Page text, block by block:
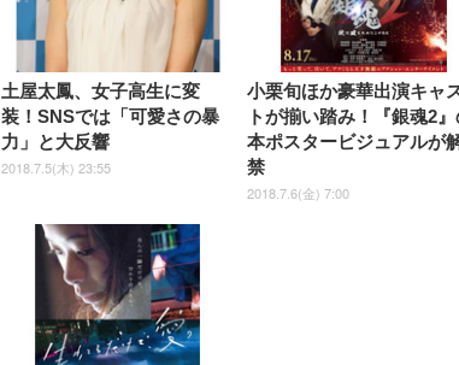
土屋太鳳、女子高生に変
装！SNSでは「可愛さの暴
力」と大反響
2018.7.5(木) 23:55
小栗旬ほか豪華出演キャ
トが揃い踏み！『銀魂2
本ポスタービジュアルが
禁
2018.7.6(金) 7:00